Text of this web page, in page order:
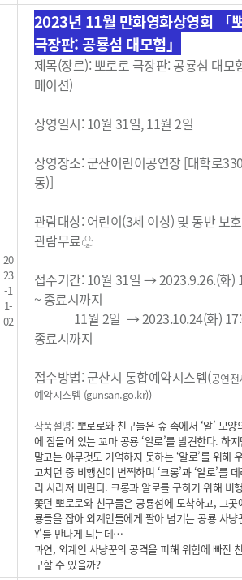
20
23
-1
1-
02
2023년 11월 만화영화상영회
「
극장판: 공룡섬 대모험」
제목(장르): 뽀로로 극장판: 공룡섬 대모
메이션)
상영일시: 10월 31일, 11월 2일
상영장소: 군산어린이공연장 [대학로
동)]
관람대상: 어린이(3세 이상) 및 동반 보
관람무료♧
접수기간: 10월 31일 → 2023.9.26.(화)
~ 종료시까지
11월 2일 → 2023.10.24(화)
종료시까지
접수방법: 군산시 통합예약시스템(공연
예약시스템 (gunsan.go.kr))
작품설명: 뽀로로와 친구들은 숲 속에서 ‘알’ 모양
에 잠들어 있는 꼬마 공룡 ‘알로’를 발견한다. 하
말고는 아무것도 기억하지 못하는 ‘알로’를 위해
고치던 중 비행선이 번쩍하며 ‘크롱’과 ‘알로’를
리 사라져 버린다. 크롱과 알로를 구하기 위해 비
쫓던 뽀로로와 친구들은 공룡섬에 도착하고, 그곳
룡들을 잡아 외계인들에게 팔아 넘기는 공룡 사냥
Y’를 만나게 되는데…
과연, 외계인 사냥꾼의 공격을 피해 위험에 빠진
구할 수 있을까?